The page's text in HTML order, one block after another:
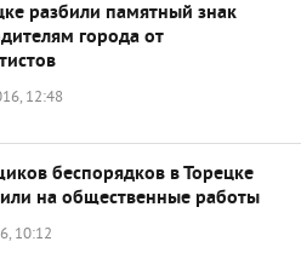
разбили памятный знак
города от
12:48
беспорядков в Торецке
на общественные работы
10:12